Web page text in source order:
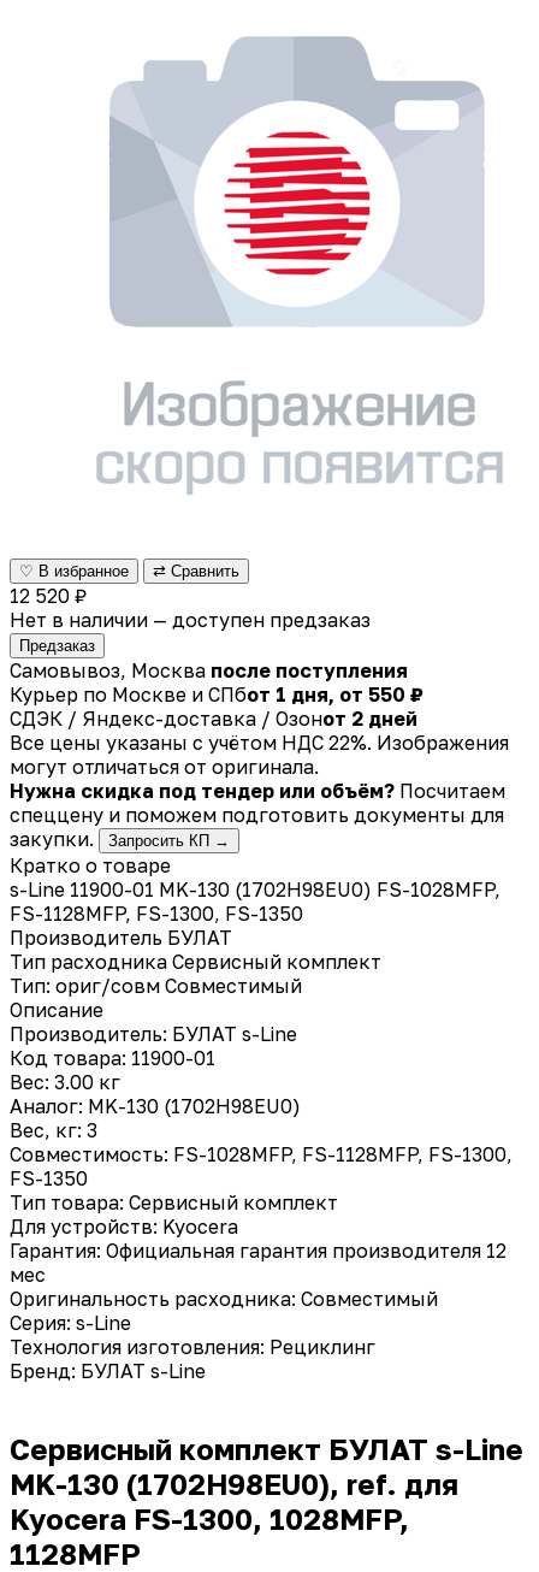
♡ В избранное ⇄ Сравнить
12 520 ₽
Нет в наличии — доступен предзаказ
Предзаказ
Самовывоз, Москва после поступления
Курьер по Москве и СПбот 1 дня, от 550 ₽
СДЭК / Яндекс-доставка / Озонот 2 дней
Все цены указаны с учётом НДС 22%. Изображения
могут отличаться от оригинала.
Нужна скидка под тендер или объём? Посчитаем
спеццену и поможем подготовить документы для
закупки.
Запросить КП →
Кратко о товаре
s-Line 11900-01 MK-130 (1702H98EU0) FS-1028MFP,
FS-1128MFP, FS-1300, FS-1350
Производитель БУЛАТ
Тип расходника Сервисный комплект
Тип: ориг/совм Совместимый
Описание
Производитель: БУЛАТ s-Line
Код товара: 11900-01
Вес: 3.00 кг
Аналог: MK-130 (1702H98EU0)
Вес, кг: 3
Совместимость: FS-1028MFP, FS-1128MFP, FS-1300,
FS-1350
Тип товара: Сервисный комплект
Для устройств: Kyocera
Гарантия: Официальная гарантия производителя 12
мес
Оригинальность расходника: Совместимый
Серия: s-Line
Технология изготовления: Рециклинг
Бренд: БУЛАТ s-Line
Сервисный комплект БУЛАТ s-Line
MK-130 (1702H98EU0), ref. для
Kyocera FS-1300, 1028MFP,
1128MFP